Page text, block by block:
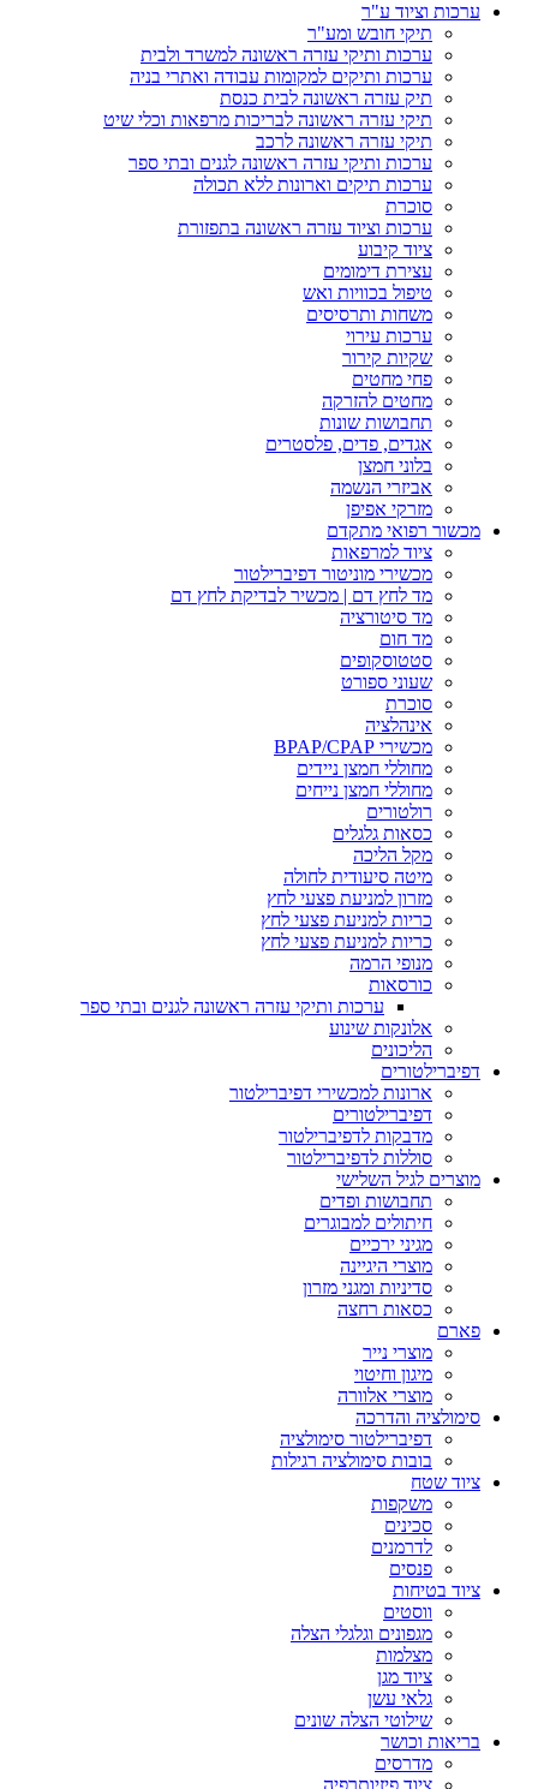
ערכות וציוד ע"ר
תיקי חובש ומע"ר
ערכות ותיקי עזרה ראשונה למשרד ולבית
ערכות ותיקים למקומות עבודה ואתרי בניה
תיק עזרה ראשונה לבית כנסת
תיקי עזרה ראשונה לבריכות מרפאות וכלי שיט
תיקי עזרה ראשונה לרכב
ערכות ותיקי עזרה ראשונה לגנים ובתי ספר
ערכות תיקים וארונות ללא תכולה
סוכרת
ערכות וציוד עזרה ראשונה בתפזורת
ציוד קיבוע
עצירת דימומים
טיפול בכוויות ואש
משחות ותרסיסים
ערכות עירוי
שקיות קירור
פחי מחטים
מחטים להזרקה
תחבושות שונות
אגדים, פדים, פלסטרים
בלוני חמצן
אביזרי הנשמה
מזרקי אפיפן
מכשור רפואי מתקדם
ציוד למרפאות
מכשירי מוניטור דפיברילטור
מד לחץ דם | מכשיר לבדיקת לחץ דם
מד סיטורציה
מד חום
סטטוסקופים
שעוני ספורט
סוכרת
אינהלציה
מכשירי BPAP/CPAP
מחוללי חמצן ניידים
מחוללי חמצן נייחים
רולטורים
כסאות גלגלים
מקל הליכה
מיטה סיעודית לחולה
מזרון למניעת פצעי לחץ
כריות למניעת פצעי לחץ
כריות למניעת פצעי לחץ
מנופי הרמה
כורסאות
ערכות ותיקי עזרה ראשונה לגנים ובתי ספר
אלונקות שינוע
הליכונים
דפיברילטורים
ארונות למכשירי דפיברילטור
דפיברילטורים
מדבקות לדפיברילטור
סוללות לדפיברילטור
מוצרים לגיל השלישי
תחבושות ופדים
חיתולים למבוגרים
מגיני ירכיים
מוצרי היגיינה
סדיניות ומגני מזרון
כסאות רחצה
פארם
מוצרי נייר
מיגון וחיטוי
מוצרי אלוורה
סימולציה והדרכה
דפיברילטור סימולציה
בובות סימולציה רגילות
ציוד שטח
משקפות
סכינים
לדרמנים
פנסים
ציוד בטיחות
ווסטים
מגפונים וגלגלי הצלה
מצלמות
ציוד מגן
גלאי עשן
שילוטי הצלה שונים
בריאות וכושר
מדרסים